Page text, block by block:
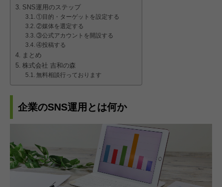
SNS運用のステップ
①目的・ターゲットを設定する
②媒体を選定する
③公式アカウントを開設する
④投稿する
まとめ
株式会社 吉和の森
無料相談行っております
企業のSNS運用とは何か